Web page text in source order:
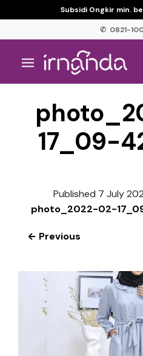
Subsidi Ongkir min.
✆ 0821-
17_09-
Published 7 July
photo_2022-02-
← Previous